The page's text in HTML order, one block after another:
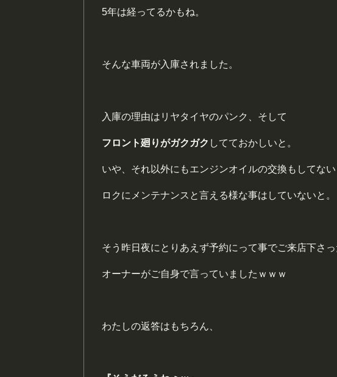
5年は経ってるかもね。
そんな車両が入庫されました。
入庫の理由はリヤタイヤのパンク、そして
フロント廻りがガクガク してておかしいと。
いや、それ以外にもエンジンオイルの交換もしてない
ロクにメンテナンスと言える様な事はしていないと。
そう昨日夜にとりあえず予約にって事でご来店下さっ
オーナーがご自身で言っていましたｗｗｗ
わたしの返答はもちろん、